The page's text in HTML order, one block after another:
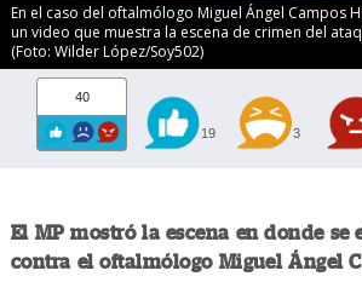
En el caso del oftalmólogo Miguel Ángel Campos
un video que muestra la escena de crimen del
(Foto: Wilder López/Soy502)
40
19 3
El MP mostró la escena en donde se
contra el oftalmólogo Miguel Ángel